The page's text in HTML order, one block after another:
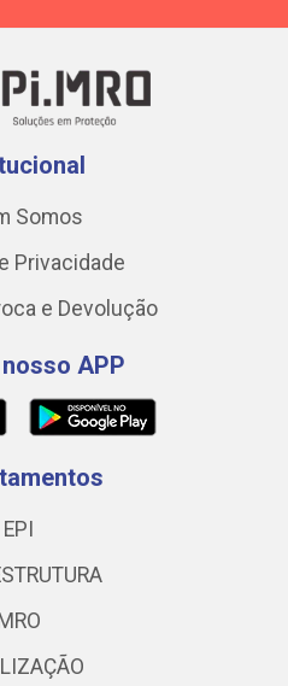
Somos
Privacidade
e Devolução
APP
EPI
MRO